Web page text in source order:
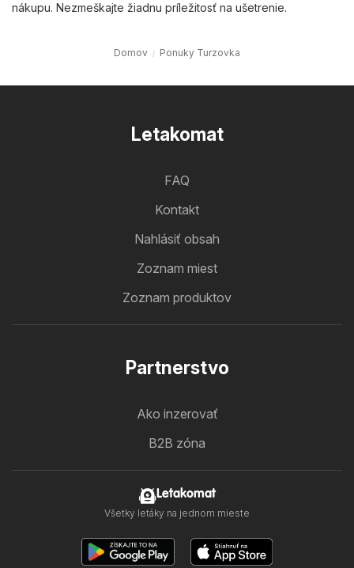
nákupu. Nezmeškajte žiadnu príležitosť na ušetrenie.
Domov Ponuky Turzovka
Letakomat
FAQ
Kontakt
Nahlásiť obsah
Zoznam miest
Zoznam produktov
Partnerstvo
Ako inzerovať
B2B zóna
Letakomat
Všetky letáky na jednom mieste